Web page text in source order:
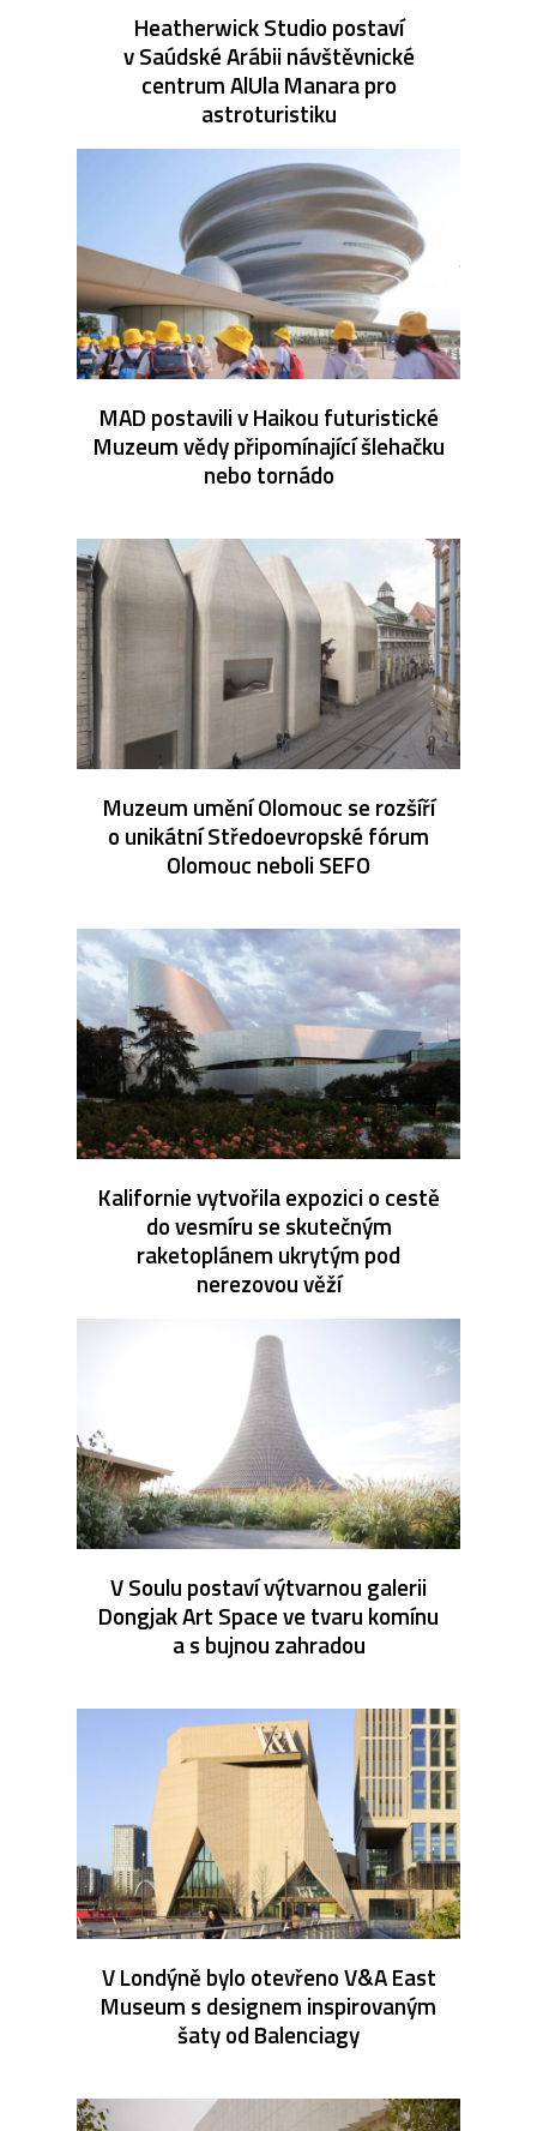
Heatherwick Studio postaví
v Saúdské Arábii návštěvnické
centrum AlUla Manara pro
astroturistiku
MAD postavili v Haikou futuristické
Muzeum vědy připomínající šlehačku
nebo tornádo
Muzeum umění Olomouc se rozšíří
o unikátní Středoevropské fórum
Olomouc neboli SEFO
Kalifornie vytvořila expozici o cestě
do vesmíru se skutečným
raketoplánem ukrytým pod
nerezovou věží
V Soulu postaví výtvarnou galerii
Dongjak Art Space ve tvaru komínu
a s bujnou zahradou
V Londýně bylo otevřeno V&A East
Museum s designem inspirovaným
šaty od Balenciagy